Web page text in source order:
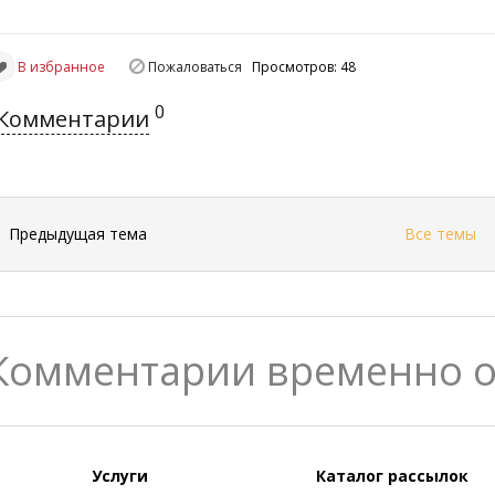
В избранное Пожаловаться Просмотров: 48
0
Предыдущая тема Все темы
временно
Услуги Каталог рассылок